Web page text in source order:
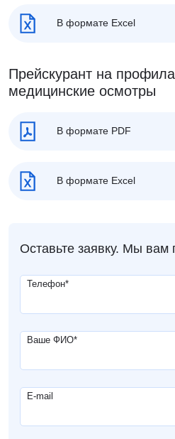
В формате Excel
Прейскурант на
медицинские осмотры
В формате PDF
В формате Excel
Оставьте заявку. Мы вам
Телефон*
Ваше ФИО*
E-mail